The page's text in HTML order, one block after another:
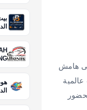
هامش